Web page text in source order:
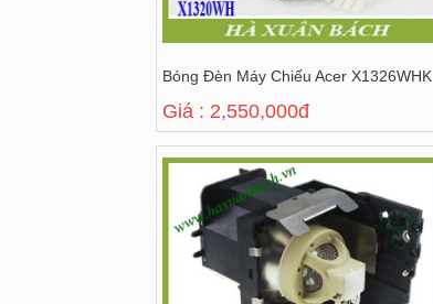
Bóng Đèn Máy Chiếu Acer X1326WHK
Giá : 2,550,000đ